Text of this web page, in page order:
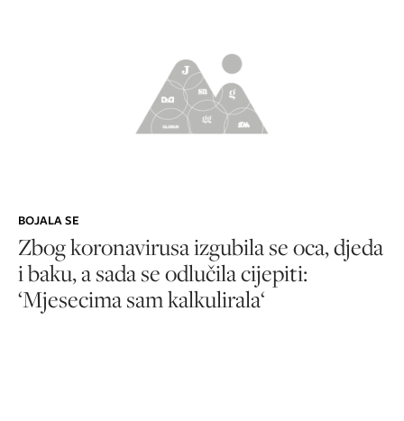
BOJALA SE
Zbog koronavirusa izgubila se oca, djeda
i baku, a sada se odlučila cijepiti:
‘Mjesecima sam kalkulirala‘